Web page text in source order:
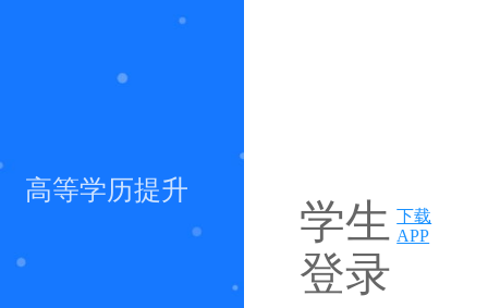
高等学历提升
学生
登录
下载
APP